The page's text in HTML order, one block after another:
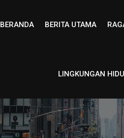
BERANDA BERITA UTAMA
LINGKUNGAN